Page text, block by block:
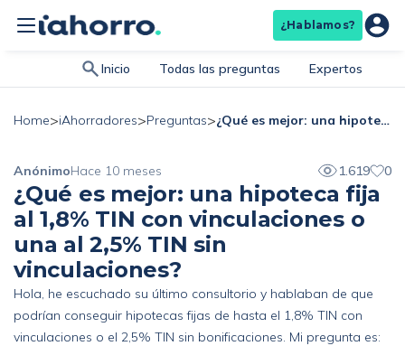
¿Hablamos?
Inicio Todas las preguntas Expertos
Home>iAhorradores>Preguntas> ¿Qué es mejor: una hipoteca fija al 1,8% TIN con vinculaciones o una al 2,5% TIN sin vinculaciones?
AnónimoHace 10 meses 1.619 0
¿Qué es mejor: una hipoteca fija
al 1,8% TIN con vinculaciones o
una al 2,5% TIN sin
vinculaciones?
Hola, he escuchado su último consultorio y hablaban de que
podrían conseguir hipotecas fijas de hasta el 1,8% TIN con
vinculaciones o el 2,5% TIN sin bonificaciones. Mi pregunta es: